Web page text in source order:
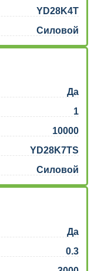
YD28K4T
Силовой
Да
1
10000
YD28K7TS
Силовой
Да
0.3